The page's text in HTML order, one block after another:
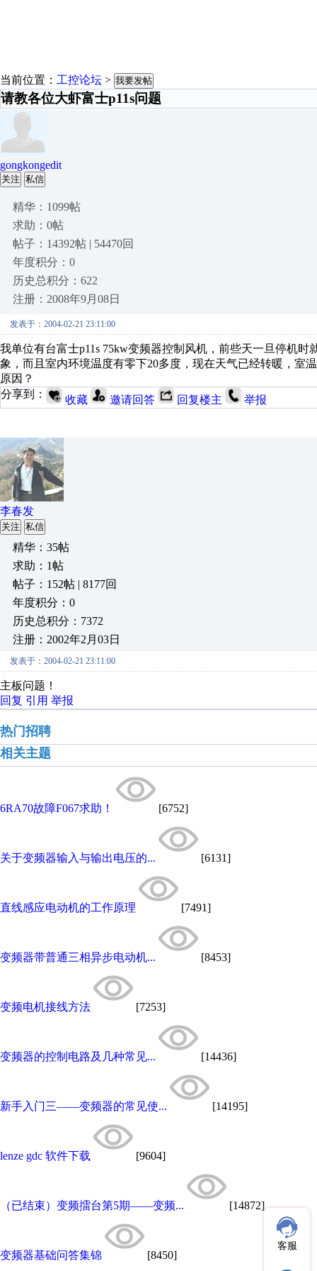
当前位置： 工控论坛 > 我要发帖
请教各位大虾富士p11s问题
gongkongedit
关注 私信
精华：1099帖
求助：0帖
帖子：14392帖 | 54470回
年度积分：0
历史总积分：622
注册：2008年9月08日
发表于：2004-02-21 23:11:00
我单位有台富士p11s 75kw变频器控制风机，前些天一旦停机
象，而且室内环境温度有零下20多度，现在天气已经转暖，室
原因？
分享到：
收藏 邀请回答 回复楼主 举报
李春发
关注 私信
精华：35帖
求助：1帖
帖子：152帖 | 8177回
年度积分：0
历史总积分：7372
注册：2002年2月03日
发表于：2004-02-21 23:11:00
主板问题！
回复 引用 举报
热门招聘
相关主题
6RA70故障F067求助！ [6752]
关于变频器输入与输出电压的... [6131]
直线感应电动机的工作原理 [7491]
变频器带普通三相异步电动机... [8453]
变频电机接线方法 [7253]
变频器的控制电路及几种常见... [14436]
新手入门三——变频器的常见使... [14195]
lenze gdc 软件下载 [9604]
（已结束）变频擂台第5期——变频... [14872]
变频器基础问答集锦 [8450]
客服